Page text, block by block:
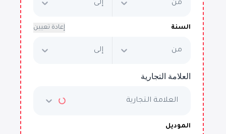
من إلى
السنة إعادة تعيين
من إلى
العلامة التجارية
العلامة التجارية
الموديل